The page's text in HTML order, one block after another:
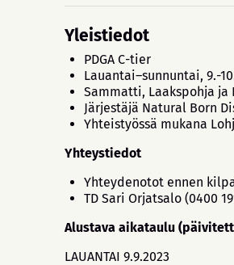
Yleistiedot
PDGA C-tier
Lauantai–sunnuntai, 9.-
Sammatti, Laakspohja ja
Järjestäjä Natural Born
Yhteistyössä mukana
Yhteystiedot
Yhteydenotot ennen
TD Sari Orjatsalo (0400
Alustava aikataulu
LAUANTAI 9.9.2023